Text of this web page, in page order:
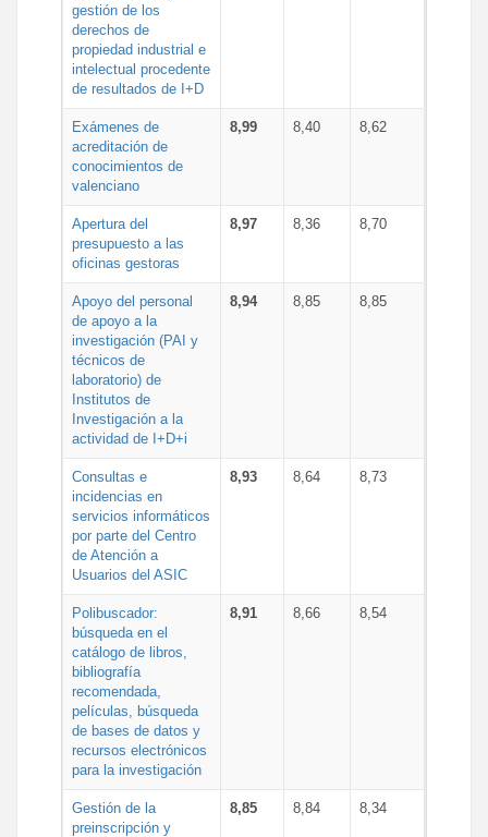
gestión de los
derechos de
propiedad industrial e
intelectual procedente
de resultados de I+D
Exámenes de
acreditación de
conocimientos de
valenciano
8,99 8,40 8,62
Apertura del
presupuesto a las
oficinas gestoras
8,97 8,36 8,70
Apoyo del personal
de apoyo a la
investigación (PAI y
técnicos de
laboratorio) de
Institutos de
Investigación a la
actividad de I+D+i
8,94 8,85 8,85
Consultas e
incidencias en
servicios informáticos
por parte del Centro
de Atención a
Usuarios del ASIC
8,93 8,64 8,73
Polibuscador:
búsqueda en el
catálogo de libros,
bibliografía
recomendada,
películas, búsqueda
de bases de datos y
recursos electrónicos
para la investigación
8,91 8,66 8,54
Gestión de la
preinscripción y
8,85 8,84 8,34